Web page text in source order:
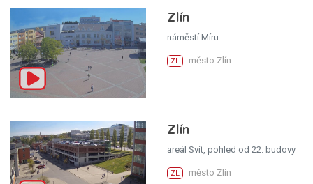
Zlín
náměstí Míru
ZL město Zlín
Zlín
areál Svit, pohled od 22. budovy
ZL město Zlín